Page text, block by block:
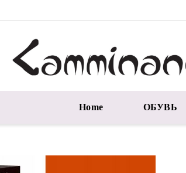
Home ОБУВЬ